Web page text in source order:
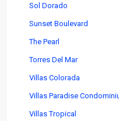
Sol Dorado
Sunset Boulevard
The Pearl
Torres Del Mar
Villas Colorada
Villas Paradise
Villas Tropical